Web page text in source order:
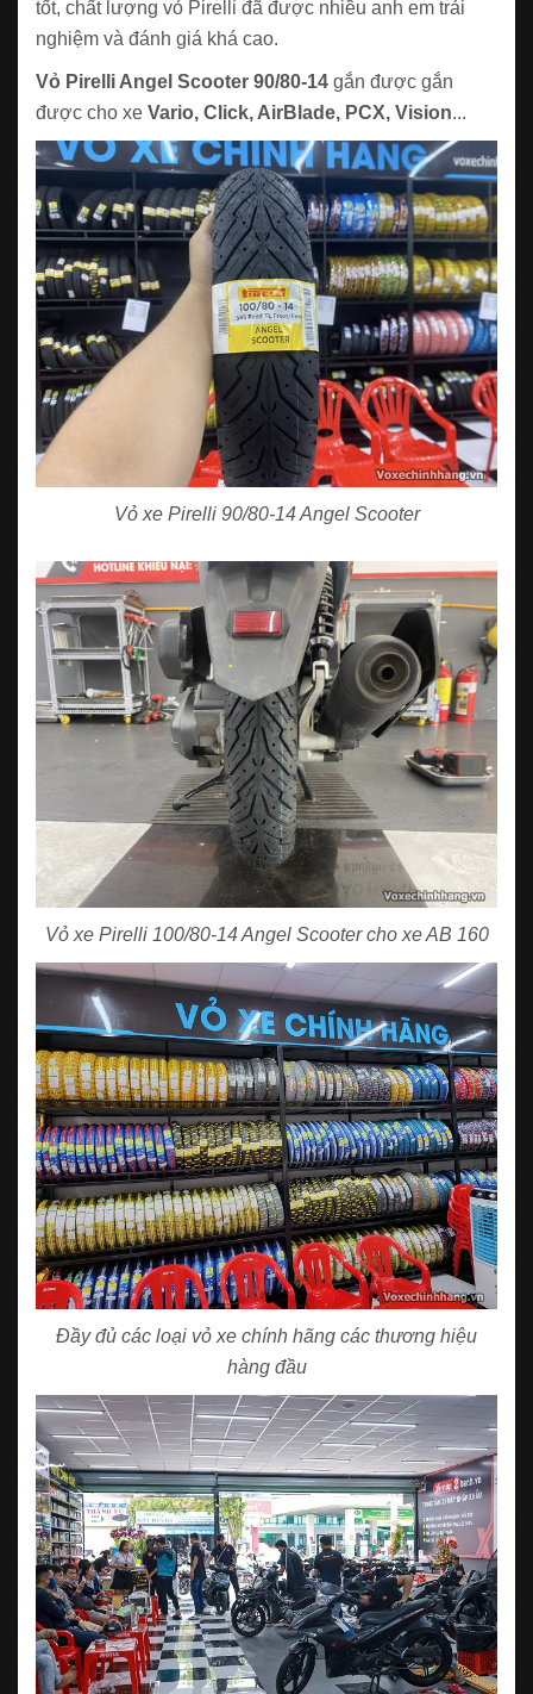
tốt, chất lượng vỏ Pirelli đã được nhiều anh em trải
nghiệm và đánh giá khá cao.
Vỏ Pirelli Angel Scooter 90/80-14 gắn được gắn
được cho xe Vario, Click, AirBlade, PCX, Vision...
Vỏ xe Pirelli 90/80-14 Angel Scooter
Vỏ xe Pirelli 100/80-14 Angel Scooter cho xe AB 160
Đầy đủ các loại vỏ xe chính hãng các thương hiệu
hàng đầu